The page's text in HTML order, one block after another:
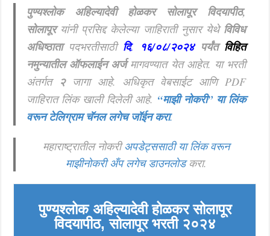
पुण्यश्लोक अहिल्यादेवी होळकर सोलापूर विदयापीठ,
सोलापूर यांनी प्रसिद्द केलेल्या जाहिराती नुसार येथेविविध
अधिष्ठाता पदभरतीसाठीदि. १६/०८/२०२४ पर्यंत विहित
नमुन्यातील ऑफलाईन अर्जमागवण्यात येत आहेत. या भरती
अंतर्गत २ जागा आहे. अधिकृत वेबसाईट आणि PDF
जाहिरात लिंक खाली दिलेली आहे. “माझी नोकरी” या लिंक
वरून टेलिग्राम चॅनल लगेच जॉईन करा.
महाराष्ट्रातील नोकरीअपडेट्ससाठी या लिंक वरून
माझीनोकरी अँप लगेच डाउनलोडकरा.
पुण्यश्लोक अहिल्यादेवी होळकर सोलापूर
विदयापीठ, सोलापूर भरती २०२४